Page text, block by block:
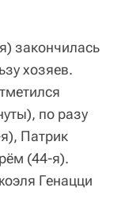
закончилась
хозяев.
по разу
Патрик
(44-я).
Генацци